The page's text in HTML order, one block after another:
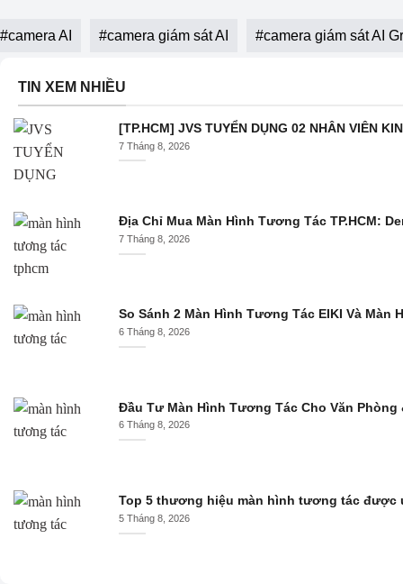
#camera AI #camera giám sát AI #camera giám sát AI
TIN XEM NHIỀU
[TP.HCM] JVS TUYỂN DỤNG 02 NHÂN VIÊN
7 Tháng 8, 2026
Địa Chỉ Mua Màn Hình Tương Tác TP.HCM:
7 Tháng 8, 2026
So Sánh 2 Màn Hình Tương Tác EIKI Và Màn
6 Tháng 8, 2026
Đầu Tư Màn Hình Tương Tác Cho Văn
6 Tháng 8, 2026
Top 5 thương hiệu màn hình tương tác được
5 Tháng 8, 2026